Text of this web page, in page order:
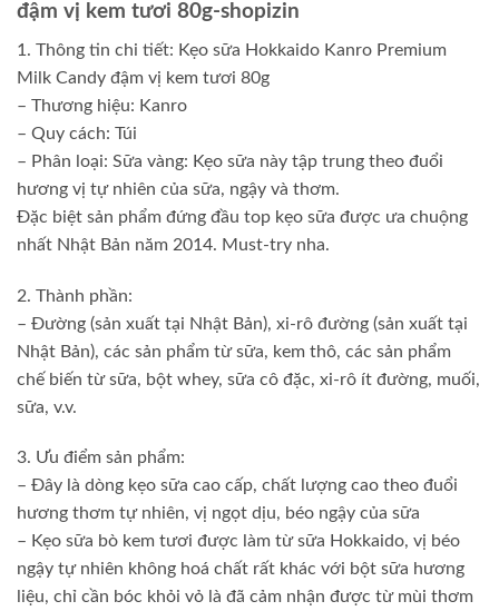
đậm vị kem tươi 80g-shopizin
1. Thông tin chi tiết: Kẹo sữa Hokkaido Kanro Premium
Milk Candy đậm vị kem tươi 80g
– Thương hiệu: Kanro
– Quy cách: Túi
– Phân loại: Sữa vàng: Kẹo sữa này tập trung theo đuổi
hương vị tự nhiên của sữa, ngậy và thơm.
Đặc biệt sản phẩm đứng đầu top kẹo sữa được ưa chuộng
nhất Nhật Bản năm 2014. Must-try nha.
2. Thành phần:
– Đường (sản xuất tại Nhật Bản), xi-rô đường (sản xuất tại
Nhật Bản), các sản phẩm từ sữa, kem thô, các sản phẩm
chế biến từ sữa, bột whey, sữa cô đặc, xi-rô ít đường, muối,
sữa, v.v.
3. Ưu điểm sản phẩm:
– Đây là dòng kẹo sữa cao cấp, chất lượng cao theo đuổi
hương thơm tự nhiên, vị ngọt dịu, béo ngậy của sữa
– Kẹo sữa bò kem tươi được làm từ sữa Hokkaido, vị béo
ngậy tự nhiên không hoá chất rất khác với bột sữa hương
liệu, chỉ cần bóc khỏi vỏ là đã cảm nhận được từ mùi thơm